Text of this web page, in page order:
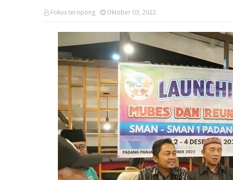
Fokus teropong Oktober 03, 2022